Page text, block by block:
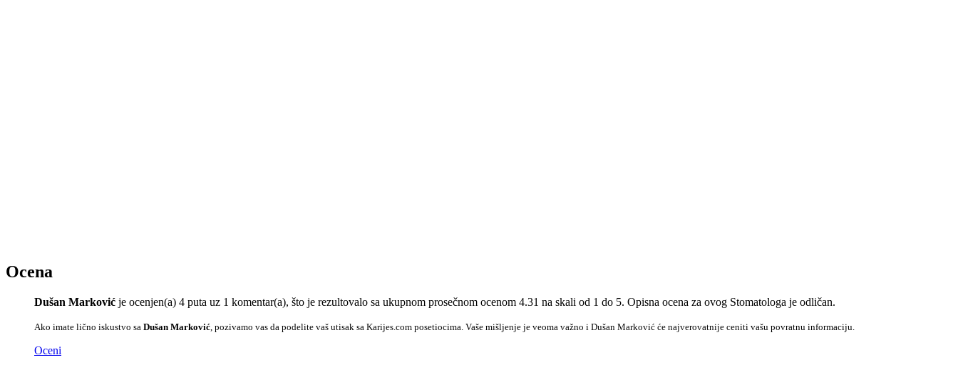
Ocena
Dušan Marković je ocenjen(a) 4 puta uz 1 komentar(a), što je rezultovalo sa ukupnom prosečnom ocenom 4.31 na skali od 1 do 5. Opisna ocena za ovog Stomatologa je odličan.
Ako imate lično iskustvo sa Dušan Marković , pozivamo vas da podelite vaš utisak sa Karijes.com posetiocima. Vaše mišljenje je veoma važno i Dušan Marković će najverovatnije ceniti vašu povratnu informaciju.
Oceni